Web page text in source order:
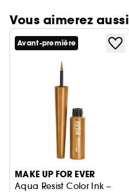
Vous aimerez aussi
Ignorer le carrousel produits
Avant-première
MAKE UP FOR EVER
Aqua Resist Color Ink –